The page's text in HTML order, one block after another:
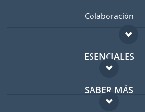
Colaboración
ESENCIALES
Foro para expatriados
Guía para expatriados
SABER MÁS
FAQ